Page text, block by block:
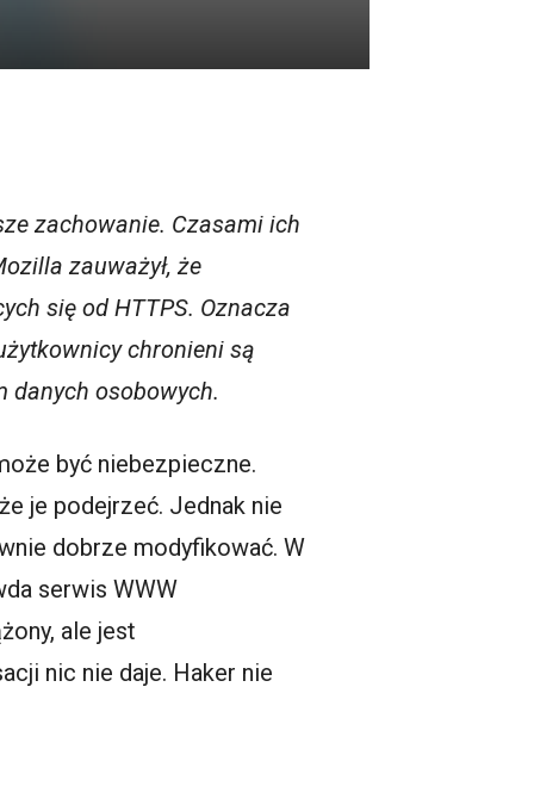
zachowanie. Czasami ich
zauważył, że
się od HTTPS. Oznacza
chronieni są
danych osobowych.
być niebezpieczne.
je podejrzeć. Jednak nie
dobrze modyfikować. W
serwis WWW
ale jest
nic nie daje. Haker nie